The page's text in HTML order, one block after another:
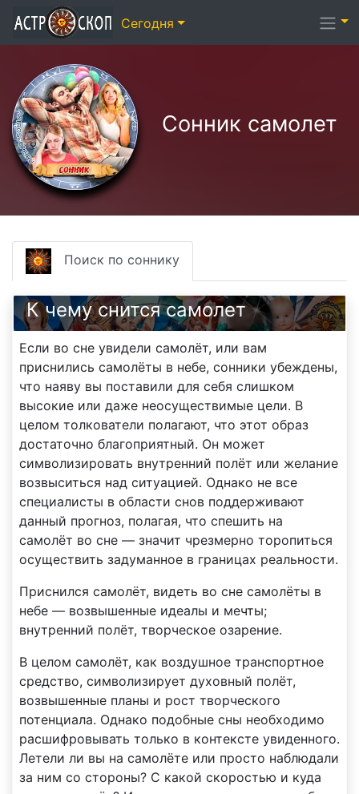
Сонник самолет
Поиск по соннику
К чему снится самолет
Если во сне увидели самолёт, или вам
приснились самолёты в небе, сонники убеждены,
что наяву вы поставили для себя слишком
высокие или даже неосуществимые цели. В
целом толкователи полагают, что этот образ
достаточно благоприятный. Он может
символизировать внутренний полёт или желание
возвыситься над ситуацией. Однако не все
специалисты в области снов поддерживают
данный прогноз, полагая, что спешить на
самолёт во сне — значит чрезмерно торопиться
осуществить задуманное в границах реальности.
Приснился самолёт, видеть во сне самолёты в
небе — возвышенные идеалы и мечты;
внутренний полёт, творческое озарение.
В целом самолёт, как воздушное транспортное
средство, символизирует духовный полёт,
возвышенные планы и рост творческого
потенциала. Однако подобные сны необходимо
расшифровывать только в контексте увиденного.
Летели ли вы на самолёте или просто наблюдали
за ним со стороны? С какой скоростью и куда
Сегодня